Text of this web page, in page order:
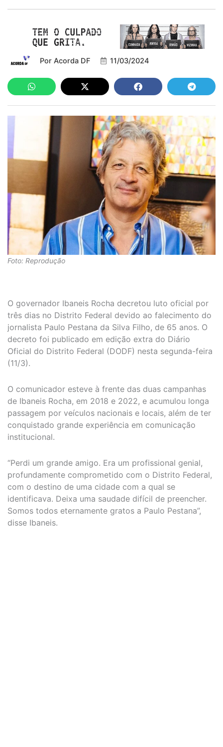
Por Acorda DF 11/03/2024
Foto: Reprodução
O governador Ibaneis Rocha decretou luto oficial por
três dias no Distrito Federal devido ao falecimento do
jornalista Paulo Pestana da Silva Filho, de 65 anos. O
decreto foi publicado em edição extra do Diário
Oficial do Distrito Federal (DODF) nesta segunda-feira
(11/3).
O comunicador esteve à frente das duas campanhas
de Ibaneis Rocha, em 2018 e 2022, e acumulou longa
passagem por veículos nacionais e locais, além de ter
conquistado grande experiência em comunicação
institucional.
“Perdi um grande amigo. Era um profissional genial,
profundamente comprometido com o Distrito Federal,
com o destino de uma cidade com a qual se
identificava. Deixa uma saudade difícil de preencher.
Somos todos eternamente gratos a Paulo Pestana”,
disse Ibaneis.